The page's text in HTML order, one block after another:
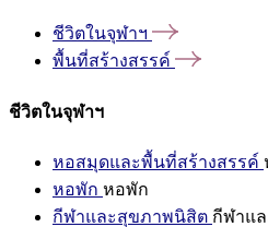
ชีวิตในจุฬาฯ
พื้นที่สร้างสรรค์
ชีวิตในจุฬาฯ
หอสมุดและพื้นที่สร้างสรรค์
หอพัก หอพัก
กีฬาและสุขภาพนิสิต กีฬาแ